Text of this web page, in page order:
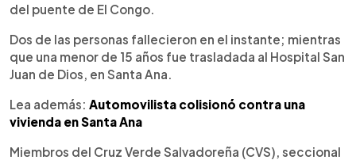
del puente de El Congo.
Dos de las personas fallecieron en el instante; mientras
que una menor de 15 años fue trasladada al Hospital San
Juan de Dios, en Santa Ana.
Lea además: Automovilista colisionó contra una
vivienda en Santa Ana
Miembros del Cruz Verde Salvadoreña (CVS), seccional